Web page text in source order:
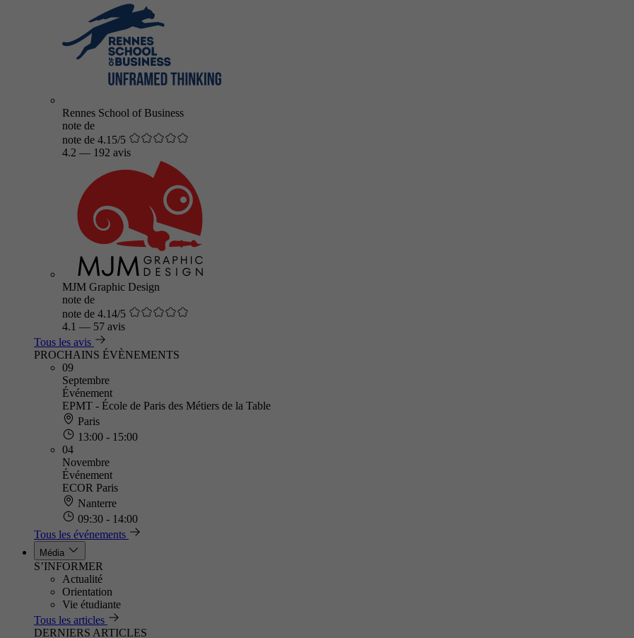
Rennes School of Business
note de
note de 4.15/5
4.2 — 192 avis
MJM Graphic Design
note de
note de 4.14/5
4.1 — 57 avis
Tous les avis
PROCHAINS ÉVÈNEMENTS
09
Septembre
Événement
EPMT - École de Paris des Métiers de la Table
Paris
13:00 - 15:00
04
Novembre
Événement
ECOR Paris
Nanterre
09:30 - 14:00
Tous les événements
Média
S’INFORMER
Actualité
Orientation
Vie étudiante
Tous les articles
DERNIERS ARTICLES